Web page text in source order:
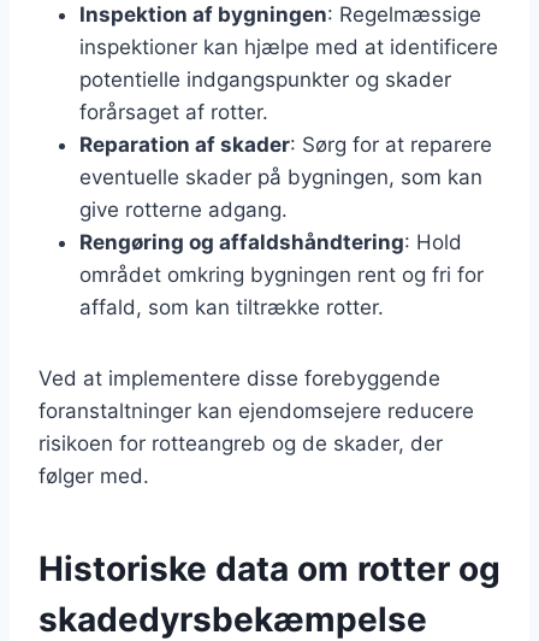
Inspektion af bygningen: Regelmæssige
inspektioner kan hjælpe med at identificere
potentielle indgangspunkter og skader
forårsaget af rotter.
Reparation af skader: Sørg for at reparere
eventuelle skader på bygningen, som kan
give rotterne adgang.
Rengøring og affaldshåndtering: Hold
området omkring bygningen rent og fri for
affald, som kan tiltrække rotter.
Ved at implementere disse forebyggende
foranstaltninger kan ejendomsejere reducere
risikoen for rotteangreb og de skader, der
følger med.
Historiske data om rotter og
skadedyrsbekæmpelse